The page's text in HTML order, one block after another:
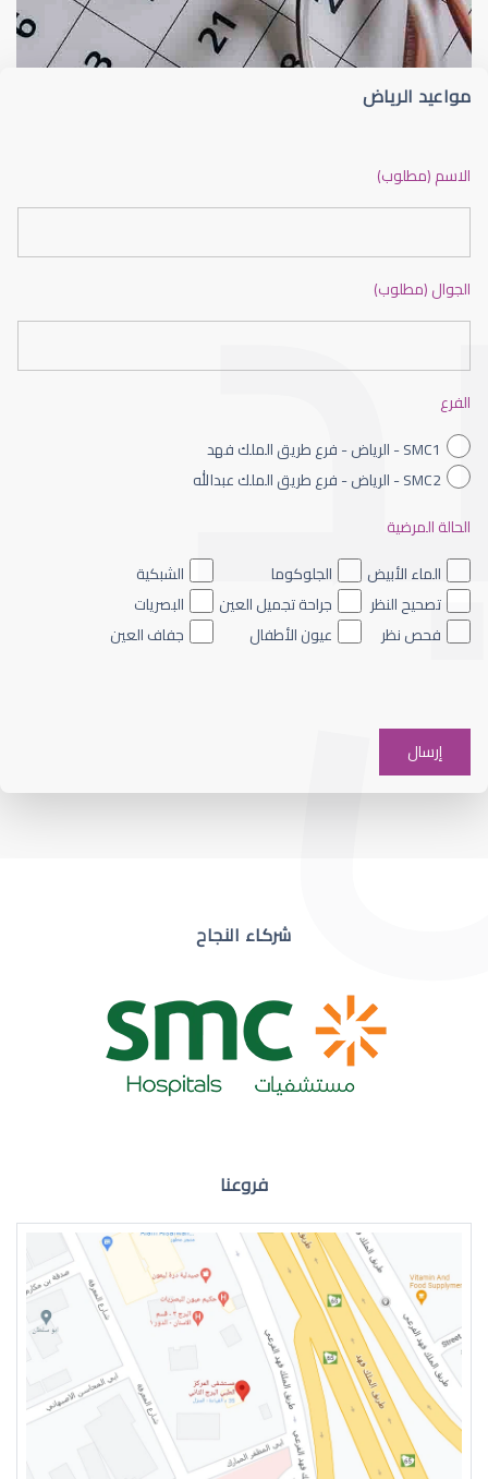
ضعف نظر الاطفال
ضعف نظر العين اليسرى
ضعف نظر مفاجئ
ضعف نظر في العين اليسرى
مواعيد الرياض
الاسم (مطلوب)
الجوال (مطلوب)
الفرع
SMC1 - الرياض - فرع طريق الملك فهد
SMC2 - الرياض - فرع طريق الملك عبدالله
الحالة المرضية
الماء الأبيض
الجلوكوما
الشبكية
تصحيح النظر
جراحة تجميل العين
البصريات
فحص نظر
عيون الأطفال جفاف العين
شركاء النجاح
فروعنا